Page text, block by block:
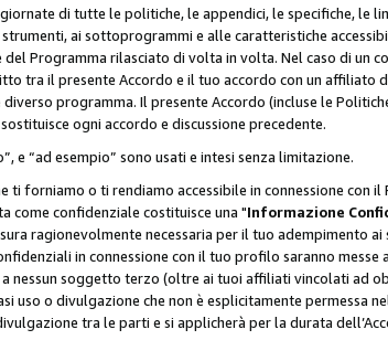
di tutte le politiche, le appendici, le specifiche, le
ai sottoprogrammi e alle caratteristiche
Programma rilasciato di volta in volta. Nel caso di un
tra il presente Accordo e il tuo accordo con un affiliato
programma. Il presente Accordo (incluse le
ogni accordo e discussione precedente.
e “ad esempio” sono usati e intesi senza limitazione.
forniamo o ti rendiamo accessibile in connessione con il
come confidenziale costituisce una "Informazione
ragionevolmente necessaria per il tuo adempimento ai
in connessione con il tuo profilo saranno
nessun soggetto terzo (oltre ai tuoi affiliati vincolati ad
o divulgazione che non è esplicitamente permessa
tra le parti e si applicherà per la durata